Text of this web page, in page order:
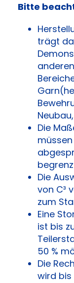
Bitte
trägt
Die
Die
von C³
zum
Eine
ist bis
50 %
Die
wird bis